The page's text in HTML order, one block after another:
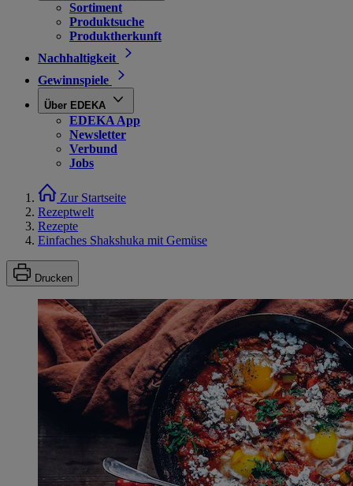
Sortiment
Produktsuche
Produktherkunft
Nachhaltigkeit
Gewinnspiele
Über EDEKA
EDEKA App
Newsletter
Verbund
Jobs
Zur Startseite
Rezeptwelt
Rezepte
Einfaches Shakshuka mit Gemüse
Drucken